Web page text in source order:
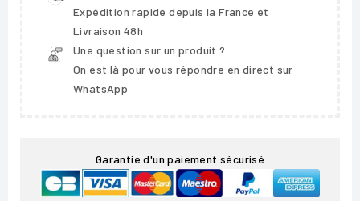
Expédition rapide depuis la France et
Livraison 48h
Une question sur un produit ?
On est là pour vous répondre en direct sur
WhatsApp
Garantie d'un paiement sécurisé